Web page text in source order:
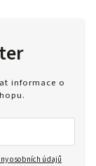
informace o
osobních údajů